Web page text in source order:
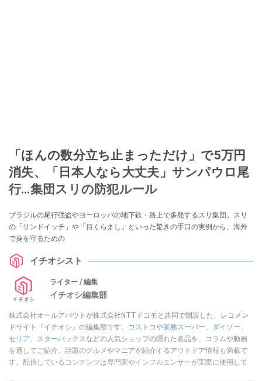
「ほんの数分立ち止まっただけ」で5万円
消失、「日本人なら大丈夫」サンパウロ尾
行…集団スリの防犯ルール
ブラジルの尾行強盗やヨーロッパの地下鉄・路上で多発するスリ集団。スリ
の「サンドイッチ」や「目くらまし」といった驚きの手口の実例から、海外
で身を守るための
イチオシスト
ライター / 編集
イチオシ編集部
株式会社オールアバウトが株式会社NTTドコモと共同で開設した、レコメン
ドサイト『イチオシ』の編集部です。
コストコや業務スーパー、 ダイソー、
セリア、 スターバックスなどの人気ショップの隠れた名品を、コラムや動画
を通してご紹介。話題のグルメやマニアが紹介するアウトドア情報も満載で
す。配信しているコンテンツは専門家やインフルエンサーが実際に使用して